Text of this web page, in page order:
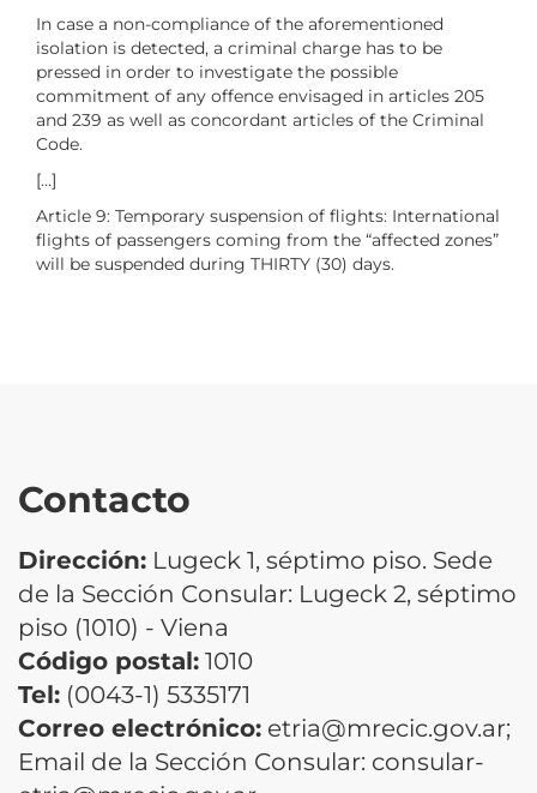
In case a non-compliance of the aforementioned
isolation is detected, a criminal charge has to be
pressed in order to investigate the possible
commitment of any offence envisaged in articles 205
and 239 as well as concordant articles of the Criminal
Code.
[…]
Article 9: Temporary suspension of flights: International
flights of passengers coming from the “affected zones”
will be suspended during THIRTY (30) days.
Contacto
Dirección: Lugeck 1, séptimo piso. Sede
de la Sección Consular: Lugeck 2, séptimo
piso (1010) - Viena
Código postal: 1010
Tel: (0043-1) 5335171
Correo electrónico: etria@mrecic.gov.ar;
Email de la Sección Consular: consular-